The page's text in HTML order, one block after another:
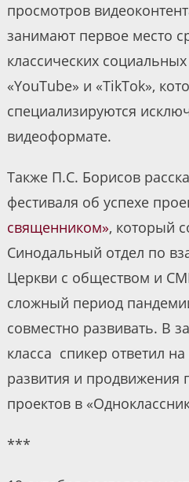
просмотров
занимают первое место
классических
«YouTube» и «TikTok»,
специализируются
видеоформате.
Также П.С. Борисов
фестиваля об успехе
священником», который
Синодальный отдел по
Церкви с обществом и
сложный период
совместно развивать. В
класса спикер ответил
развития и продвижения
проектов в
***